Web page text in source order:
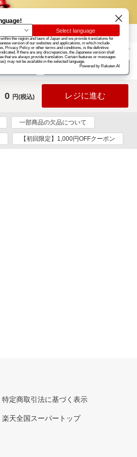
楽天グループ カード
お知らせ ヘルプ
ログイン
0 円(税込) レジに進む
一部商品の欠品について
【初回限定】1,000円OFFクーポン
特定商取引法に基づく表示
楽天全国スーパートップ